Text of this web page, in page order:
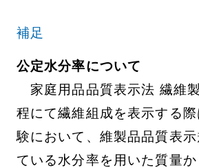
補足
公定水分率について
家庭用品品質表示法 繊維
程にて繊維組成を表示する
験において、維製品品質表
ている水分率を用いた質量か